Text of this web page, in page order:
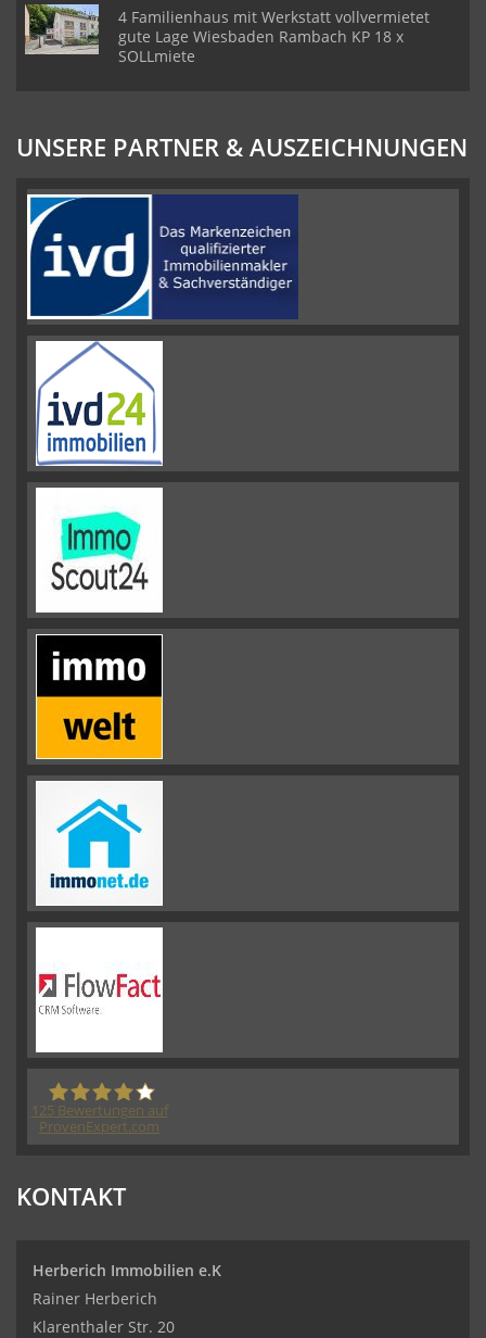
4 Familienhaus mit Werkstatt vollvermietet
gute Lage Wiesbaden Rambach KP 18 x
SOLLmiete
UNSERE PARTNER & AUSZEICHNUNGEN
125 Bewertungen auf
ProvenExpert.com
KONTAKT
Herberich Immobilien e.K
Rainer Herberich
Klarenthaler Str. 20